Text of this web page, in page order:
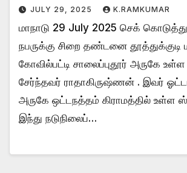
JULY 29, 2025 K.RAMKUMAR
மாநாடு 29 July 2025 செக்
நபருக்கு சிறை தண்டனை தூத்துக்குடி
கோவில்பட்டி சாலைப்புதூர் அருகே
சேர்ந்தவர் ராதாகிருஷ்ணன் . இவர்
அருகே ஒட்டநத்தம் கிராமத்தில் உள்ள
இந்து நடுநிலைப்…